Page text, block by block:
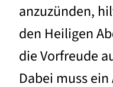
anzuzünden,
den Heiligen
die Vorfreude
Dabei muss